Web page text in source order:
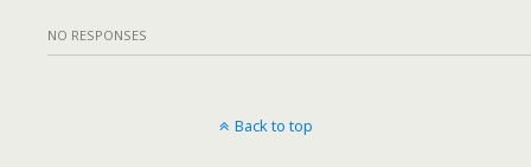
NO RESPONSES
Back to top